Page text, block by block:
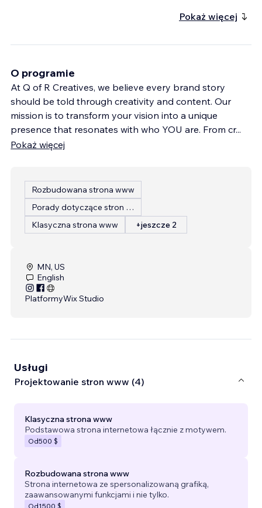
Pokaż więcej
O programie
At Q of R Creatives, we believe every brand story
should be told through creativity and content. Our
mission is to transform your vision into a unique
presence that resonates with who YOU are. From cr...
Pokaż więcej
Rozbudowana strona www
Porady dotyczące stron internetowych
Klasyczna strona www
+jeszcze 2
MN, US
English
PlatformyWix Studio
Usługi
Projektowanie stron www (4)
Klasyczna strona www
Podstawowa strona internetowa łącznie z motywem.
Od500 $
Rozbudowana strona www
Strona internetowa ze spersonalizowaną grafiką,
zaawansowanymi funkcjami i nie tylko.
Od1500 $